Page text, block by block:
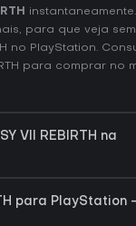
para que veja
no PlayStation.
para comprar no
VII REBIRTH na
para PlayStation